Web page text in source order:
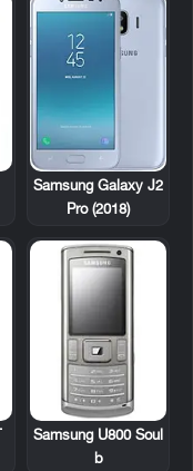
Samsung Galaxy J2
Pro (2018)
Samsung U800 Soul
b